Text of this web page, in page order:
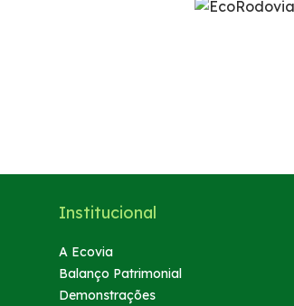
Institucional
A Ecovia
Balanço Patrimonial
Demonstrações